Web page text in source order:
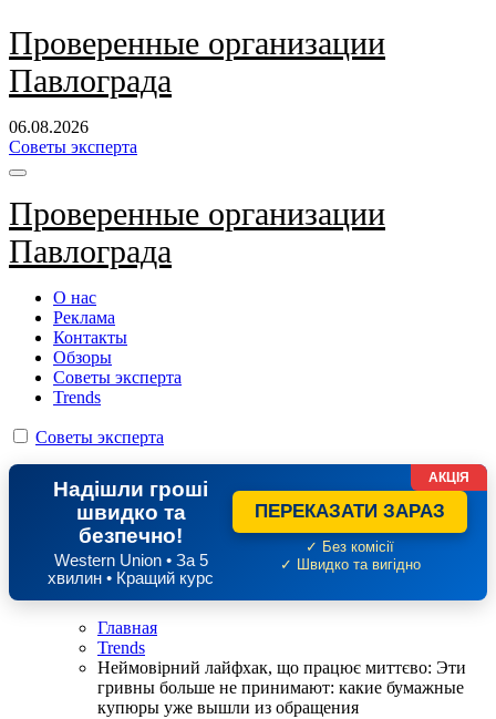
Перейти
к
содержанию
Проверенные организации
Павлограда
06.08.2026
Советы эксперта
Проверенные организации
Павлограда
О нас
Реклама
Контакты
Обзоры
Советы эксперта
Trends
Советы эксперта
Надішли гроші
швидко та
безпечно!
Western Union • За 5
хвилин • Кращий курс
ПЕРЕКАЗАТИ ЗАРАЗ
✓ Без комісії
✓ Швидко та вигідно
АКЦІЯ
Главная
Trends
Неймовірний лайфхак, що працює миттєво: Эти
гривны больше не принимают: какие бумажные
купюры уже вышли из обращения